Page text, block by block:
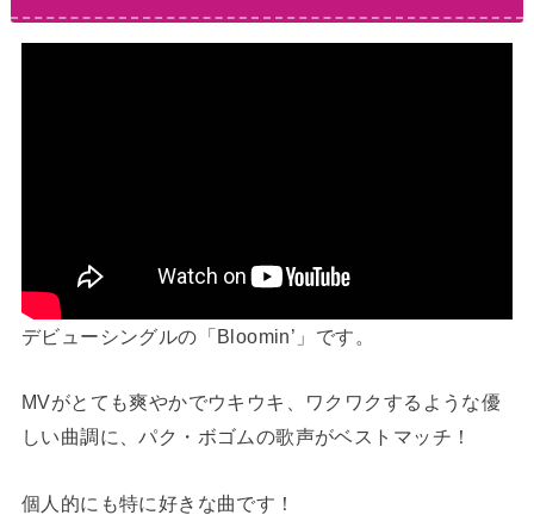
デビューシングルの「Bloomin’」です。
MVがとても爽やかでウキウキ、ワクワクするような優
しい曲調に、パク・ボゴムの歌声がベストマッチ！
個人的にも特に好きな曲です！